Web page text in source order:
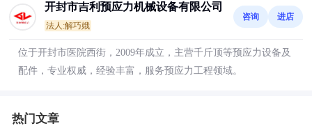
开封市吉利预应力机械设备有限公司
法人:解巧娥
咨询 进店
位于开封市医院西街，2009年成立，主营千斤顶等预应力设备及
配件，专业权威，经验丰富，服务预应力工程领域。
热门文章